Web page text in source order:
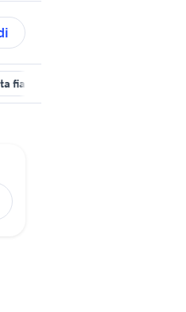
fiat 500 126 motori